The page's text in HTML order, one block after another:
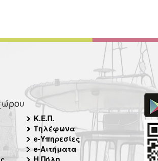
Κ.Ε.Π.
Τηλέφωνα
e-Υπηρεσίες
e-Αιτήματα
Η Πόλη